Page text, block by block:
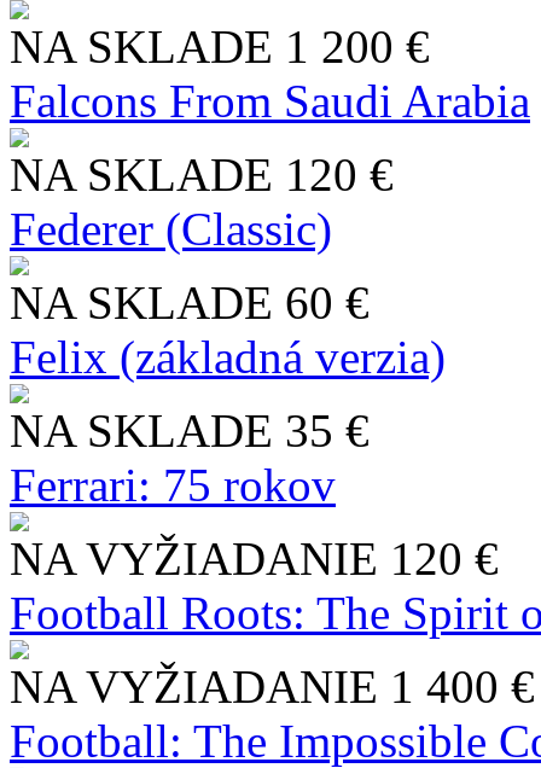
NA SKLADE 1 200 €
Falcons From Saudi Arabia
NA SKLADE 120 €
Federer (Classic)
NA SKLADE 60 €
Felix (základná verzia)
NA SKLADE 35 €
Ferrari: 75 rokov
NA VYŽIADANIE 120 €
Football Roots: The Spirit
NA VYŽIADANIE 1 400 €
Football: The Impossible